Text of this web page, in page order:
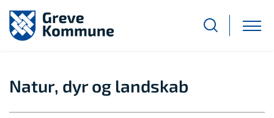
Natur, dyr og landskab